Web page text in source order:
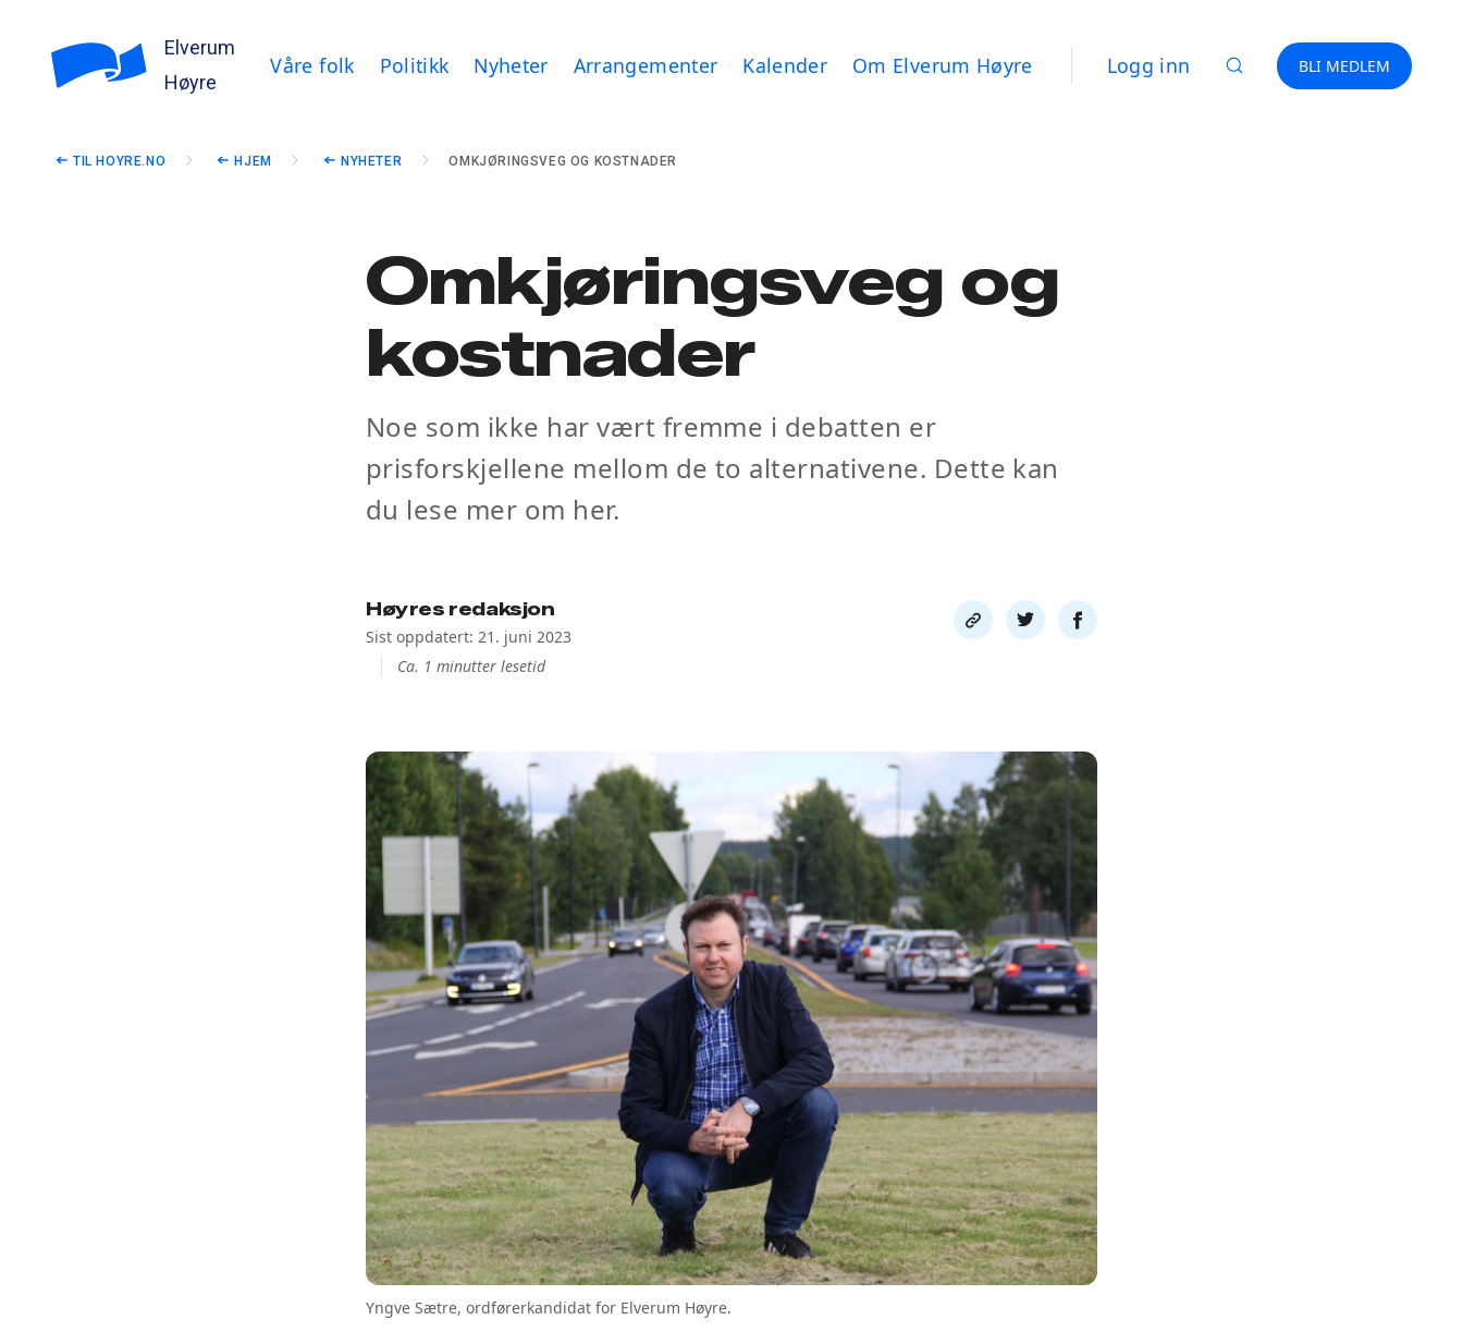
Elverum
Høyre
Våre folk Politikk Nyheter Arrangementer Kalender Om Elverum Høyre Logg inn BLI MEDLEM
TIL HOYRE.NO HJEM NYHETER OMKJØRINGSVEG OG KOSTNADER
Omkjøringsveg og
kostnader
Noe som ikke har vært fremme i debatten er
prisforskjellene mellom de to alternativene. Dette kan
du lese mer om her.
Høyres redaksjon
Sist oppdatert: 21. juni 2023
Ca. 1 minutter lesetid
Del
link
Del
på
Del
på
Yngve Sætre, ordførerkandidat for Elverum Høyre.